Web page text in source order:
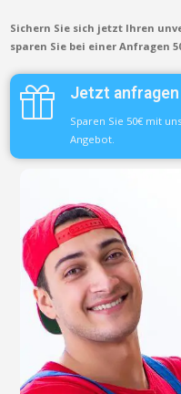
Sichern Sie sich jetzt Ihren
sparen Sie bei einer Anfragen
Jetzt anfragen
Sparen Sie 50€ mit
Angebot.